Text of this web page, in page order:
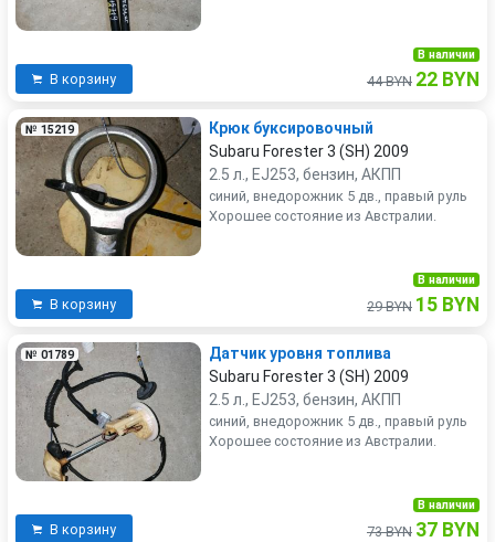
В корзину
В наличии
44 BYN 22 BYN
№ 15219
Крюк буксировочный
Subaru Forester 3 (SH) 2009
2.5 л., EJ253, бензин, АКПП
синий, внедорожник 5 дв., правый руль
Хорошее состояние из Австралии.
В корзину
В наличии
29 BYN 15 BYN
№ 01789
Датчик уровня топлива
Subaru Forester 3 (SH) 2009
2.5 л., EJ253, бензин, АКПП
синий, внедорожник 5 дв., правый руль
Хорошее состояние из Австралии.
В корзину
В наличии
73 BYN 37 BYN